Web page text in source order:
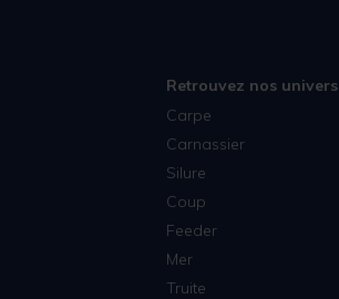
Retrouvez nos univers
Carpe
Carnassier
Silure
Coup
Feeder
Mer
Truite